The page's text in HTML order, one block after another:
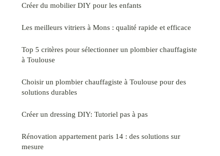
Créer du mobilier DIY pour les enfants
Les meilleurs vitriers à Mons : qualité rapide et efficace
Top 5 critères pour sélectionner un plombier chauffagiste
à Toulouse
Choisir un plombier chauffagiste à Toulouse pour des
solutions durables
Créer un dressing DIY: Tutoriel pas à pas
Rénovation appartement paris 14 : des solutions sur
mesure